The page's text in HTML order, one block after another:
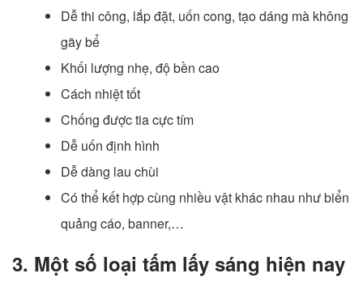
Dễ thi công, lắp đặt, uốn cong, tạo dáng mà không
gãy bể
Khối lượng nhẹ, độ bền cao
Cách nhiệt tốt
Chống được tia cực tím
Dễ uốn định hình
Dễ dàng lau chùi
Có thể kết hợp cùng nhiều vật khác nhau như biển
quảng cáo, banner,…
3. Một số loại tấm lấy sáng hiện nay